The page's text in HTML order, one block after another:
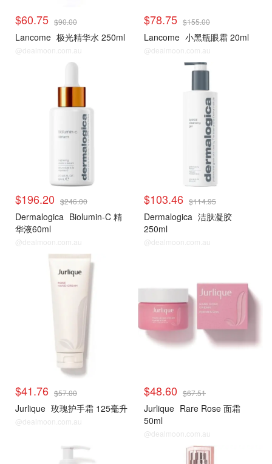
$60.75 $90.00
Lancome 极光精华水 250ml
@dealmoon.com.au
$78.75 $155.00
Lancome 小黑瓶眼霜 20ml
@dealmoon.com.au
$196.20 $246.00
Dermalogica Biolumin-C 精
华液60ml
@dealmoon.com.au
$103.46 $114.95
Dermalogica 洁肤凝胶
250ml
@dealmoon.com.au
$41.76 $57.00
Jurlique 玫瑰护手霜 125毫升
@dealmoon.com.au
$48.60 $67.51
Jurlique Rare Rose 面霜
50ml
@dealmoon.com.au